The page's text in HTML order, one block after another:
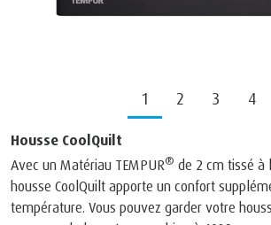
1 2 3 4
Housse CoolQuilt
Avec un Matériau TEMPUR® de 2 cm tissé à
housse CoolQuilt apporte un confort
température. Vous pouvez garder votre